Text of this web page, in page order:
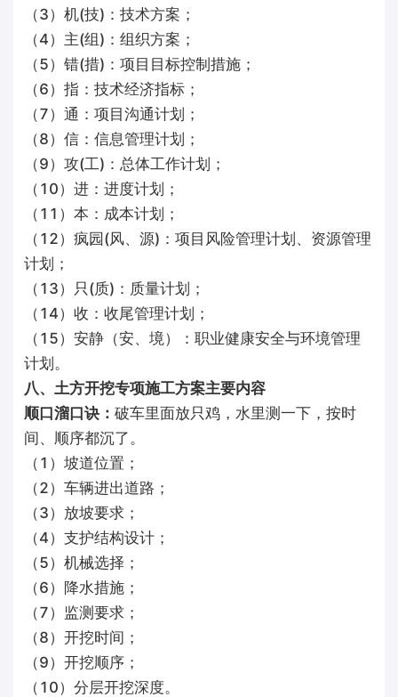
（3）机(技)：技术方案；
（4）主(组)：组织方案；
（5）错(措)：项目目标控制措施；
（6）指：技术经济指标；
（7）通：项目沟通计划；
（8）信：信息管理计划；
（9）攻(工)：总体工作计划；
（10）进：进度计划；
（11）本：成本计划；
（12）疯园(风、源)：项目风险管理计划、资源管理
计划；
（13）只(质)：质量计划；
（14）收：收尾管理计划；
（15）安静（安、境）：职业健康安全与环境管理
计划。
八、土方开挖专项施工方案主要内容
顺口溜口诀： 破车里面放只鸡，水里测一下，按时
间、顺序都沉了。
（1）坡道位置；
（2）车辆进出道路；
（3）放坡要求；
（4）支护结构设计；
（5）机械选择；
（6）降水措施；
（7）监测要求；
（8）开挖时间；
（9）开挖顺序；
（10）分层开挖深度。